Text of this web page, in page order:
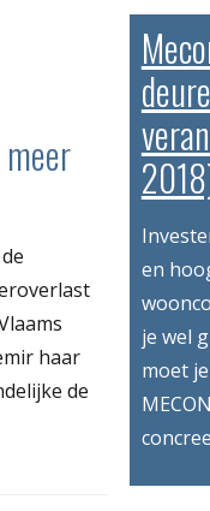
haar
de
en
je wel
moet